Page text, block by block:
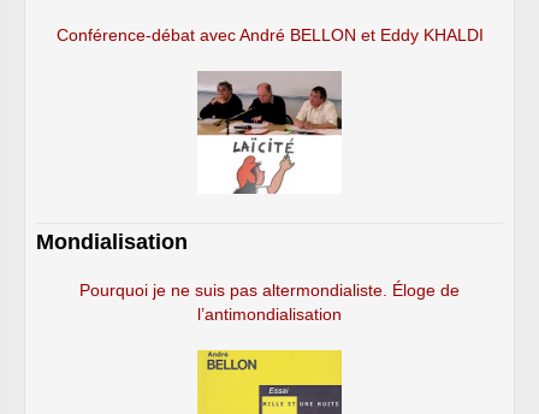
Conférence-débat avec André BELLON et Eddy KHALDI
Mondialisation
Pourquoi je ne suis pas altermondialiste. Éloge de
l’antimondialisation